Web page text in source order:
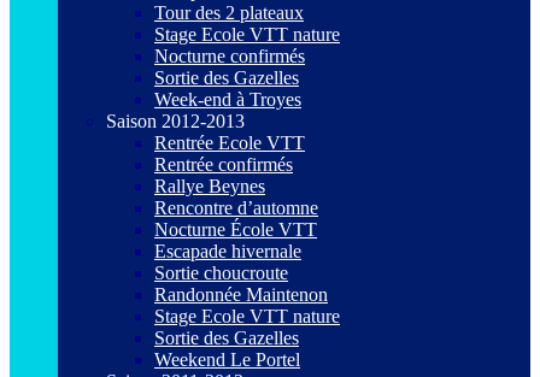
Tour des 2 plateaux
Stage Ecole VTT nature
Nocturne confirmés
Sortie des Gazelles
Week-end à Troyes
Saison 2012-2013
Rentrée Ecole VTT
Rentrée confirmés
Rallye Beynes
Rencontre d’automne
Nocturne École VTT
Escapade hivernale
Sortie choucroute
Randonnée Maintenon
Stage Ecole VTT nature
Sortie des Gazelles
Weekend Le Portel